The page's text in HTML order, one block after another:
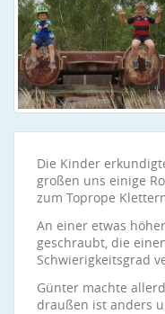
Die Kinder
großen uns einige
zum Toprope
An einer etwas
geschraubt, die
Schwierigkeitsgrad
Günter machte
draußen ist anders